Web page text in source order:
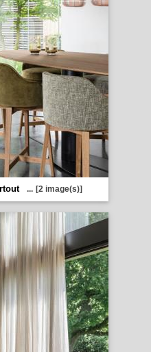
... [2 image(s)]